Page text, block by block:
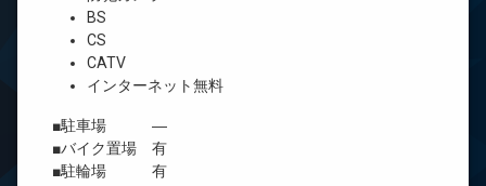
BS
CS
CATV
インターネット無料
■駐車場 ―
■バイク置場 有
■駐輪場 有